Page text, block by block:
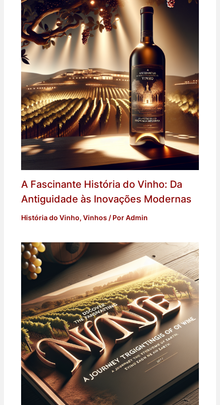
A Fascinante História do Vinho: Da
Antiguidade às Inovações Modernas
História do Vinho, Vinhos / PorAdmin